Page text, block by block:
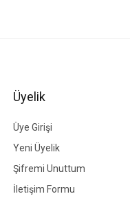
Üyelik
Üye Girişi
Yeni Üyelik
Şifremi Unuttum
İletişim Formu